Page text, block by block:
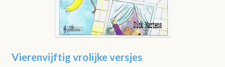
Vierenvijftig vrolijke versjes